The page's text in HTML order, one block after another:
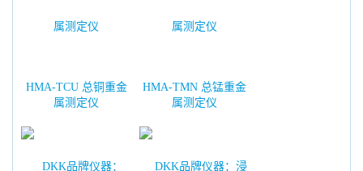
HMA-TCU 总铜重金
属测定仪
HMA-TMN 总锰重金
属测定仪